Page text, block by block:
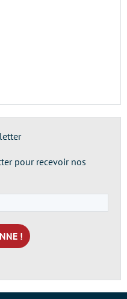
pour recevoir nos